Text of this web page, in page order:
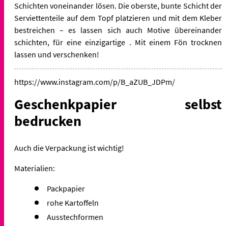
Schichten voneinander lösen. Die oberste, bunte Schicht der
Serviettenteile auf dem Topf platzieren und mit dem Kleber
bestreichen – es lassen sich auch Motive übereinander
schichten, für eine einzigartige . Mit einem Fön trocknen
lassen und verschenken!
https://www.instagram.com/p/B_aZUB_JDPm/
Geschenkpapier selbst
bedrucken
Auch die Verpackung ist wichtig!
Materialien:
Packpapier
rohe Kartoffeln
Ausstechformen